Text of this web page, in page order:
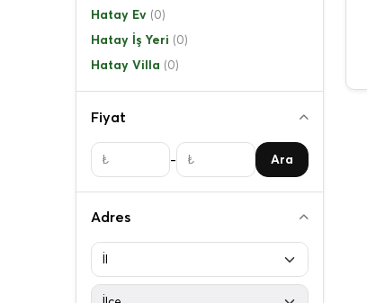
Hatay Ev (0)
Hatay İş Yeri (0)
Hatay Villa (0)
Fiyat
- Ara
Adres